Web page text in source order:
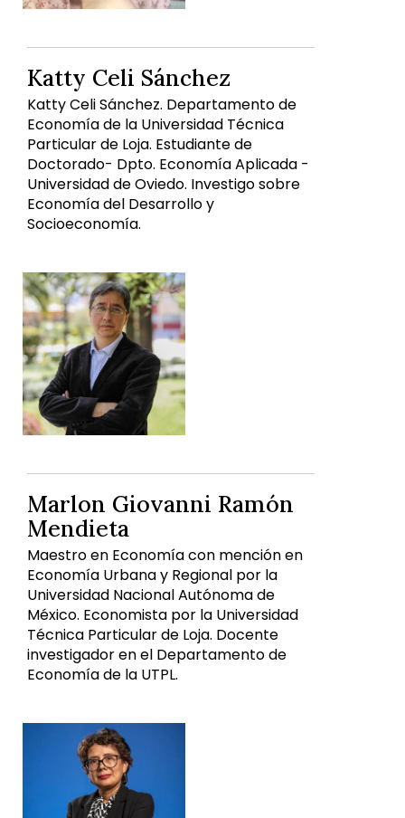
Katty Celi Sánchez
Katty Celi Sánchez. Departamento de
Economía de la Universidad Técnica
Particular de Loja. Estudiante de
Doctorado- Dpto. Economía Aplicada -
Universidad de Oviedo. Investigo sobre
Economía del Desarrollo y
Socioeconomía.
Marlon Giovanni Ramón
Mendieta
Maestro en Economía con mención en
Economía Urbana y Regional por la
Universidad Nacional Autónoma de
México. Economista por la Universidad
Técnica Particular de Loja. Docente
investigador en el Departamento de
Economía de la UTPL.